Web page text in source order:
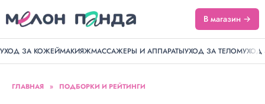
В магазин →
УХОД ЗА КОЖЕЙМАКИЯЖМАССАЖЕРЫ И АППАРАТЫУХОД ЗА ТЕЛОМУХОД
ГЛАВНАЯ » ПОДБОРКИ И РЕЙТИНГИ